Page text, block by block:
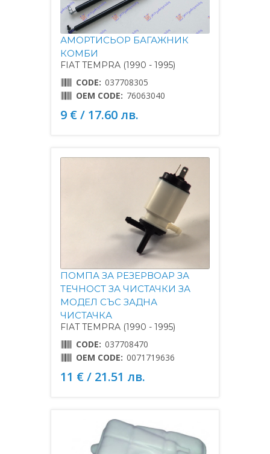
АМОРТИСЬОР БАГАЖНИК
КОМБИ
FIAT TEMPRA (1990 - 1995)
CODE: 037708305
OEM CODE: 76063040
9 € / 17.60 лв.
ПОМПА ЗА РЕЗЕРВОАР ЗА
ТЕЧНОСТ ЗА ЧИСТАЧКИ ЗА
МОДЕЛ СЪС ЗАДНА
ЧИСТАЧКА
FIAT TEMPRA (1990 - 1995)
CODE: 037708470
OEM CODE: 0071719636
11 € / 21.51 лв.